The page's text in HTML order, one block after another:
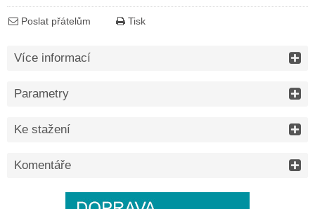
Poslat přátelům Tisk
Více informací
Parametry
Ke stažení
Komentáře